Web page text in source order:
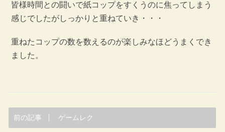
皆様時間との闘いで紙コップをすくうのに焦ってしまう
感じでしたがしっかりと重ねていき・・・
重ねたコップの数を数えるのが楽しみなほどうまくでき
ました。
前の記事 ゲームレク